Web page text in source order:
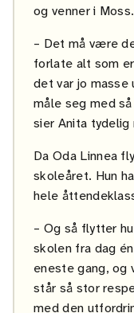
og venner i Moss.
– Det må være
forlate alt som
det var jo masse
måle seg med
sier Anita tydelig
Da Oda Linnea
skoleåret. Hun
hele
– Og så flytter
skolen fra dag
eneste gang, og
står så stor
med den